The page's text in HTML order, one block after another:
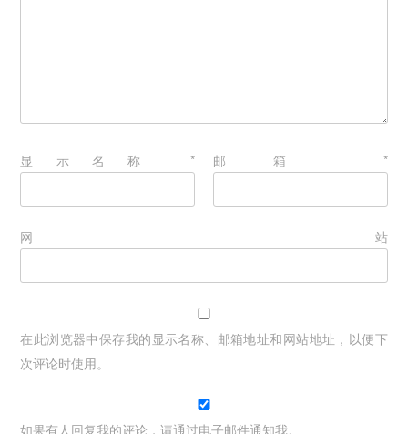
显示名称 * 邮箱 *
网站
在此浏览器中保存我的显示名称、邮箱地址和网站地址，以便下
次评论时使用。
如果有人回复我的评论，请通过电子邮件通知我。